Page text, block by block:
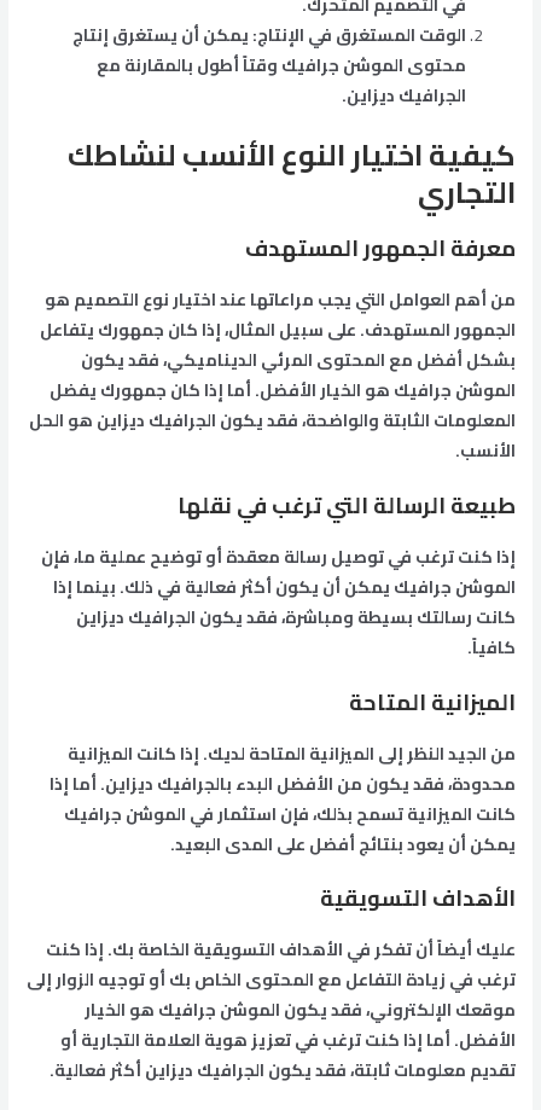
الوقت المستغرق في الإنتاج: يمكن أن يستغرق إنتاج
محتوى الموشن جرافيك وقتاً أطول بالمقارنة مع
الجرافيك ديزاين.
كيفية اختيار النوع الأنسب لنشاطك
التجاري
معرفة الجمهور المستهدف
من أهم العوامل التي يجب مراعاتها عند اختيار نوع التصميم هو
الجمهور المستهدف. على سبيل المثال، إذا كان جمهورك يتفاعل
بشكل أفضل مع المحتوى المرئي الديناميكي، فقد يكون
الموشن جرافيك هو الخيار الأفضل. أما إذا كان جمهورك يفضل
المعلومات الثابتة والواضحة، فقد يكون الجرافيك ديزاين هو الحل
الأنسب.
طبيعة الرسالة التي ترغب في نقلها
إذا كنت ترغب في توصيل رسالة معقدة أو توضيح عملية ما، فإن
الموشن جرافيك يمكن أن يكون أكثر فعالية في ذلك. بينما إذا
كانت رسالتك بسيطة ومباشرة، فقد يكون الجرافيك ديزاين
كافياً.
الميزانية المتاحة
من الجيد النظر إلى الميزانية المتاحة لديك. إذا كانت الميزانية
محدودة، فقد يكون من الأفضل البدء بالجرافيك ديزاين. أما إذا
كانت الميزانية تسمح بذلك، فإن استثمار في الموشن جرافيك
يمكن أن يعود بنتائج أفضل على المدى البعيد.
الأهداف التسويقية
عليك أيضاً أن تفكر في الأهداف التسويقية الخاصة بك. إذا كنت
ترغب في زيادة التفاعل مع المحتوى الخاص بك أو توجيه الزوار إلى
موقعك الإلكتروني، فقد يكون الموشن جرافيك هو الخيار
الأفضل. أما إذا كنت ترغب في تعزيز هوية العلامة التجارية أو
تقديم معلومات ثابتة، فقد يكون الجرافيك ديزاين أكثر فعالية.